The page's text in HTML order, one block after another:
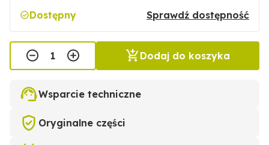
Dostępny Sprawdź dostępność
Dodaj do koszyka
Wsparcie techniczne
Oryginalne części